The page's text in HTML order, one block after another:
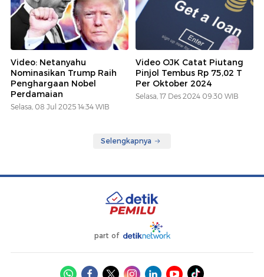
Video: Netanyahu
Nominasikan Trump Raih
Penghargaan Nobel
Perdamaian
Selasa, 08 Jul 2025 14:34 WIB
Video OJK Catat Piutang
Pinjol Tembus Rp 75,02 T
Per Oktober 2024
Selasa, 17 Des 2024 09:30 WIB
Selengkapnya
part of